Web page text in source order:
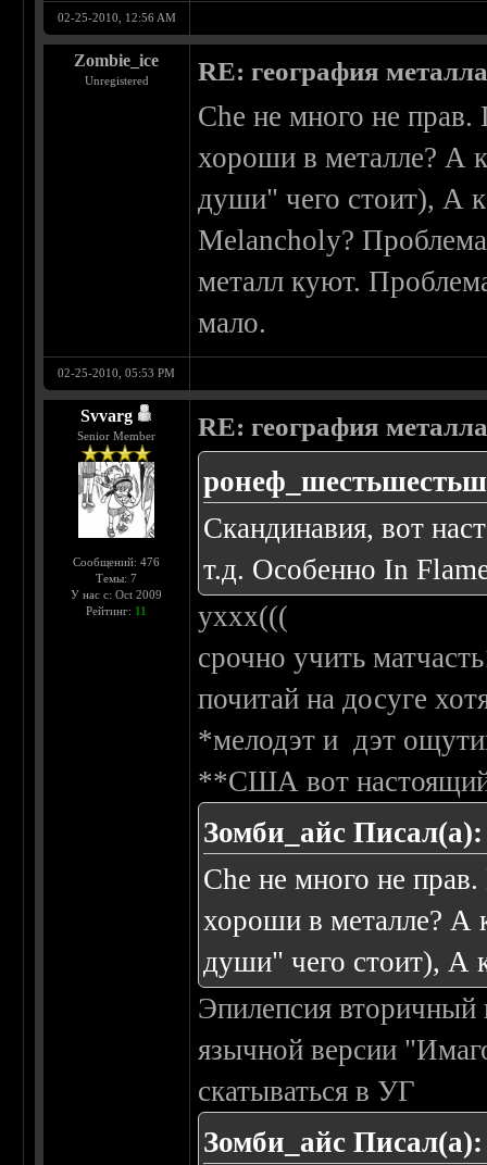
02-25-2010, 12:56 AM
Zombie_ice
Unregistered RE: география
Che не много не
хороши в металле? А
души" чего стоит), А
Melancholy?
металл куют.
мало.
02-25-2010, 05:53 PM
Svvarg
Senior Member
Сообщений: 476
Темы: 7
У нас с: Oct 2009
Рейтинг: 11
RE: география
Скандинавия, вот
т.д. Особенно In
уххх(((
срочно учить
почитай на досуге
*мелодэт и дэт
**США вот настоящий
Зомби_айс Писал(а):
Che не много не
хороши в металле? А
души" чего стоит), А
Эпилепсия вторичный
язычной версии
скатываться в УГ
Зомби_айс Писал(а):